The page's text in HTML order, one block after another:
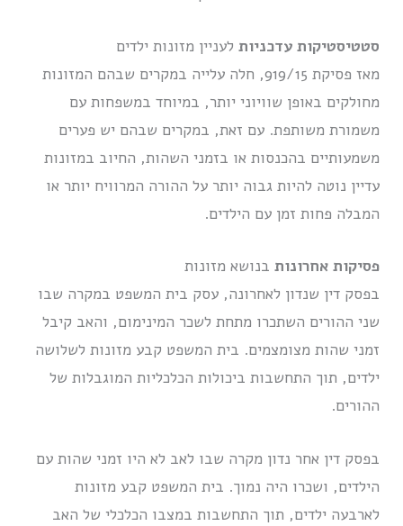
סטטיסטיקות עדכניות לעניין מזונות ילדים
מאז פסיקת 919/15, חלה עלייה במקרים שבהם המזונות
מחולקים באופן שוויוני יותר, במיוחד במשפחות עם
משמורת משותפת. עם זאת, במקרים שבהם יש פערים
משמעותיים בהכנסות או בזמני השהות, החיוב במזונות
עדיין נוטה להיות גבוה יותר על ההורה המרוויח יותר או
המבלה פחות זמן עם הילדים.
פסיקות אחרונות בנושא מזונות
בפסק דין שנדון לאחרונה, עסק בית המשפט במקרה שבו
שני ההורים השתכרו מתחת לשכר המינימום, והאב קיבל
זמני שהות מצומצמים. בית המשפט קבע מזונות לשלושה
ילדים, תוך התחשבות ביכולות הכלכליות המוגבלות של
ההורים.
בפסק דין אחר נדון מקרה שבו לאב לא היו זמני שהות עם
הילדים, ושכרו היה נמוך. בית המשפט קבע מזונות
לארבעה ילדים, תוך התחשבות במצבו הכלכלי של האב